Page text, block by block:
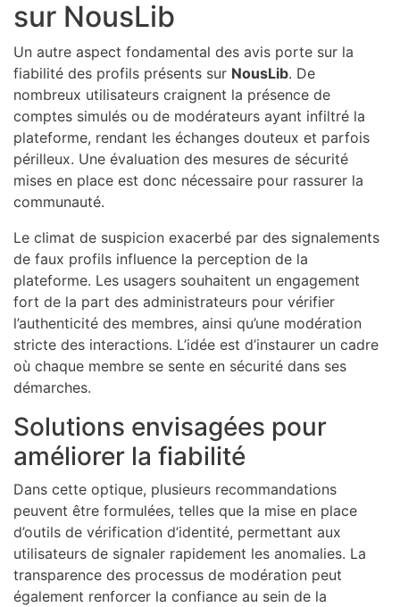
sur NousLib
Un autre aspect fondamental des avis porte sur la
fiabilité des profils présents sur NousLib. De
nombreux utilisateurs craignent la présence de
comptes simulés ou de modérateurs ayant infiltré la
plateforme, rendant les échanges douteux et parfois
périlleux. Une évaluation des mesures de sécurité
mises en place est donc nécessaire pour rassurer la
communauté.
Le climat de suspicion exacerbé par des signalements
de faux profils influence la perception de la
plateforme. Les usagers souhaitent un engagement
fort de la part des administrateurs pour vérifier
l’authenticité des membres, ainsi qu’une modération
stricte des interactions. L’idée est d’instaurer un cadre
où chaque membre se sente en sécurité dans ses
démarches.
Solutions envisagées pour
améliorer la fiabilité
Dans cette optique, plusieurs recommandations
peuvent être formulées, telles que la mise en place
d’outils de vérification d’identité, permettant aux
utilisateurs de signaler rapidement les anomalies. La
transparence des processus de modération peut
également renforcer la confiance au sein de la